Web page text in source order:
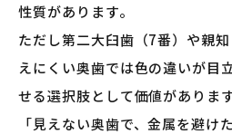
性質があります。
ただし第二大臼歯（7番）や親
えにくい奥歯では色の違いが目
せる選択肢として価値があります
「見えない奥歯で、金属を避け